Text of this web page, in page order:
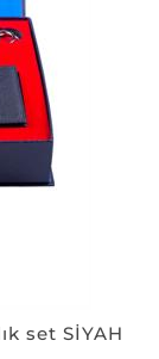
set SİYAH